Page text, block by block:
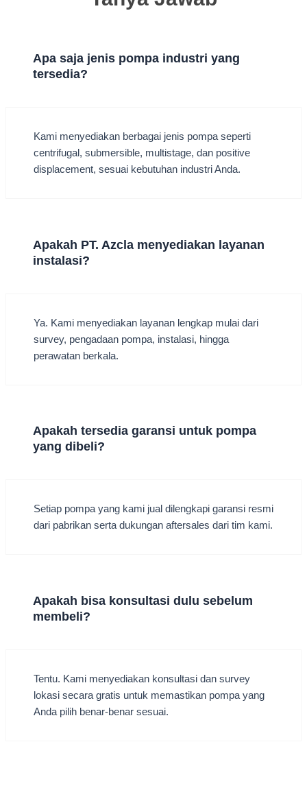
Apa saja jenis pompa industri yang
tersedia?
Kami menyediakan berbagai jenis pompa seperti
centrifugal, submersible, multistage, dan positive
displacement, sesuai kebutuhan industri Anda.
Apakah PT. Azcla menyediakan layanan
instalasi?
Ya. Kami menyediakan layanan lengkap mulai dari
survey, pengadaan pompa, instalasi, hingga
perawatan berkala.
Apakah tersedia garansi untuk pompa
yang dibeli?
Setiap pompa yang kami jual dilengkapi garansi resmi
dari pabrikan serta dukungan aftersales dari tim kami.
Apakah bisa konsultasi dulu sebelum
membeli?
Tentu. Kami menyediakan konsultasi dan survey
lokasi secara gratis untuk memastikan pompa yang
Anda pilih benar-benar sesuai.